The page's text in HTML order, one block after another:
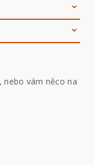
nebo vám něco na